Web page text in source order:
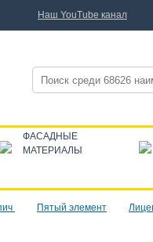
Пятый элемент
ФАСАДНЫЕ
МАТЕРИАЛЫ
Наш YouTube канал